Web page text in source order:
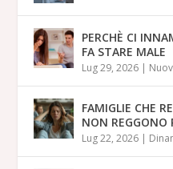
PERCHÈ CI
FA STARE MALE
Lug 29, 2026 |
FAMIGLIE CHE
NON REGGONO
Lug 22, 2026 |